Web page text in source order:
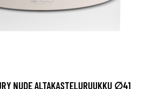
NUDE ALTAKASTELURUUKKU ∅41